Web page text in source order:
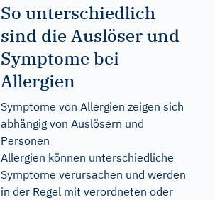
So unterschiedlich
sind die Auslöser und
Symptome bei
Allergien
Symptome von Allergien zeigen sich
abhängig von Auslösern und
Personen
Allergien können unterschiedliche
Symptome verursachen und werden
in der Regel mit verordneten oder